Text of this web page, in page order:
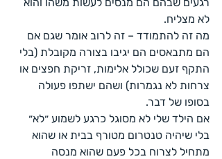
לא מצליח.
מה זה להתמודד – זה לרוב אומר שגם אם
הם מתבאסים הם יגיבו בצורה מקובלת (בלי
התקף זעם שכולל אלימות, זריקת חפצים או
צרחות לא נגמרות) ושהם ישתפו פעולה
בסופו של דבר.
אם הילד שלי לא מסוגל כרגע לשמוע ״לא״
בלי שיהיה טנטרום מטורף בבית או שהוא
מתחיל לצרוח בכל פעם שהוא מנסה